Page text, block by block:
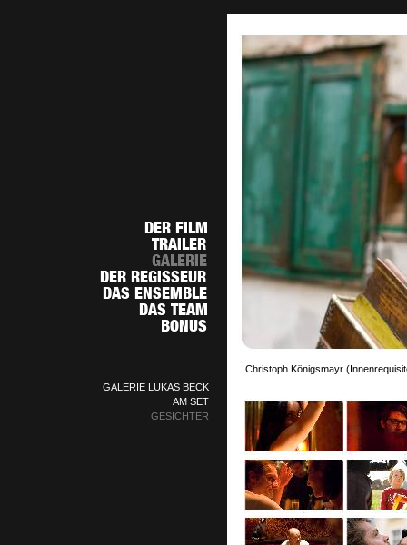
GALERIE LUKAS BECK
AM SET
GESICHTER
Christoph Königsmayr